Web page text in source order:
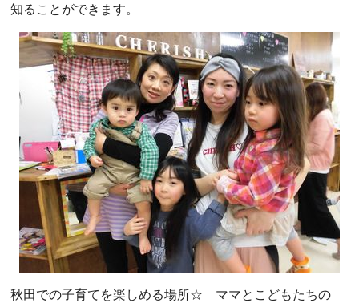
知ることができます。
秋田での子育てを楽しめる場所☆ ママとこどもたちの